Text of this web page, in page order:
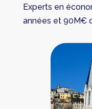
Experts en
années et 90M€